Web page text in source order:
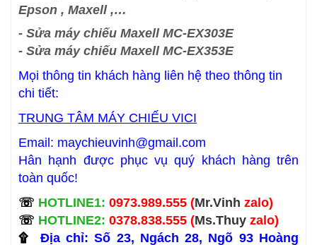
Epson , Maxell ,…
- Sửa máy chiếu Maxell MC-EX303E
- Sửa máy chiếu Maxell MC-EX353E
Mọi thông tin khách hàng liên hệ theo thông tin
chi tiết:
TRUNG TÂM MÁY CHIẾU VICI
Email: maychieuvinh@gmail.com
Hân hạnh được phục vụ quý khách hàng trên
toàn quốc!
☏ HOTLINE1: 0973.989.555 (Mr.Vinh zalo)
☏ HOTLINE2: 0378.838.555 (Ms.Thuy zalo)
۩ Địa chỉ: Số 23, Ngách 28, Ngõ 93 Hoàng